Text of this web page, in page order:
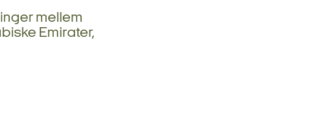
mellem
Emirater,